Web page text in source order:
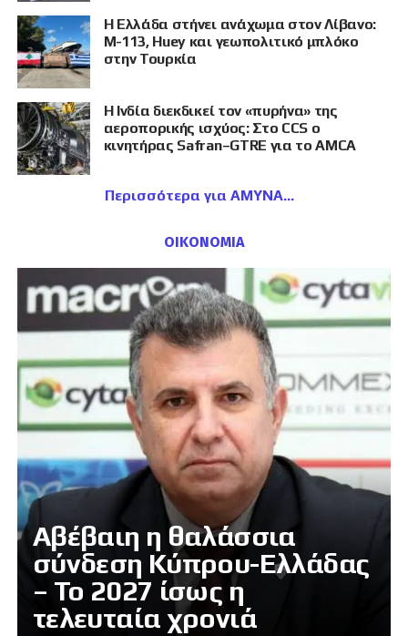
Η Ελλάδα στήνει ανάχωμα στον Λίβανο:
M-113, Huey και γεωπολιτικό μπλόκο
στην Τουρκία
Η Ινδία διεκδικεί τον «πυρήνα» της
αεροπορικής ισχύος: Στο CCS ο
κινητήρας Safran–GTRE για το AMCA
Περισσότερα για ΑΜΥΝΑ
ΟΙΚΟΝΟΜΙΑ
Αβέβαιη η θαλάσσια
σύνδεση Κύπρου-Ελλάδας
– Το 2027 ίσως η
τελευταία χρονιά